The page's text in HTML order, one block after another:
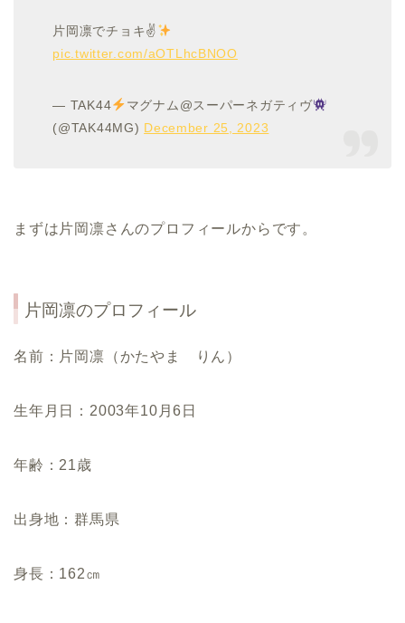
片岡凛でチョキ✌
pic.twitter.com/aOTLhcBNOO
— TAK44
マグナム@スーパーネガティヴ
(@TAK44MG) December 25, 2023
まずは片岡凛さんのプロフィールからです。
片岡凛のプロフィール
名前：片岡凛（かたやま りん）
生年月日：2003年10月6日
年齢：21歳
出身地：群馬県
身長：162㎝